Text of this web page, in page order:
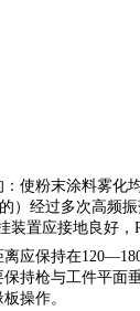
使粉末涂料雾
）经过多次高频
置应接地良好
离应保持在
枪与工件平
操作。